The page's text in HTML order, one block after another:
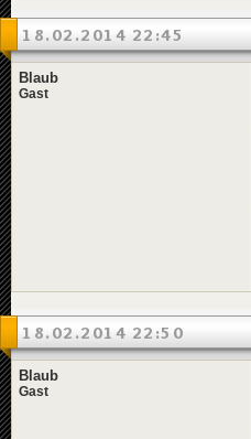
18.02.2014 22:45
Blaub
Gast
18.02.2014 22:50
Blaub
Gast